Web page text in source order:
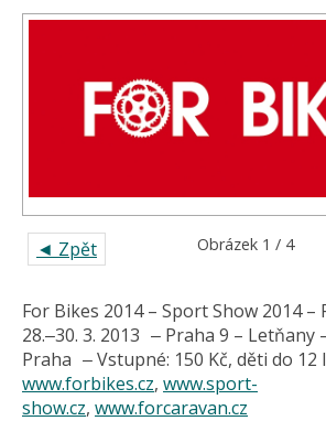
◄ Zpět Obrázek 1 / 4
For Bikes 2014 – Sport Show 2014 –
28.‒30. 3. 2013 ‒ Praha 9 – Letňany
Praha ‒ Vstupné: 150 Kč, děti do
www.forbikes.cz, www.sport-
show.cz, www.forcaravan.cz